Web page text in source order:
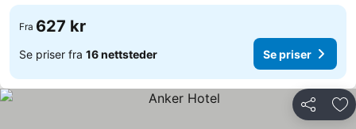
Fra 627 kr
Se priser fra 16 nettsteder Se priser
Del